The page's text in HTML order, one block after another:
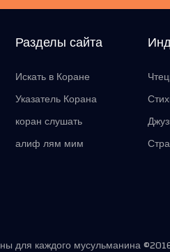
Разделы сайта
Искать в Коране
Указатель Корана
коран слушать
алиф лям мим
для каждого мусульманина